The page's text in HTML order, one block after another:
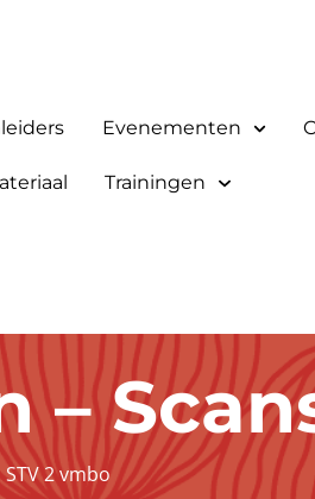
Evenementen
Trainingen
–
STV 2 vmbo